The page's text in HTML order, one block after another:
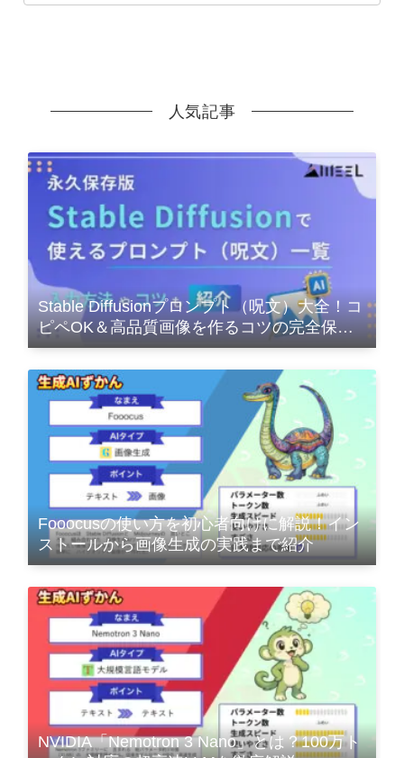
人気記事
Stable Diffusionプロンプト（呪文）大全！コ
ピペOK＆高品質画像を作るコツの完全保存
版
Fooocusの使い方を初心者向けに解説！イン
ストールから画像生成の実践まで紹介
NVIDIA「Nemotron 3 Nano」とは？100万ト